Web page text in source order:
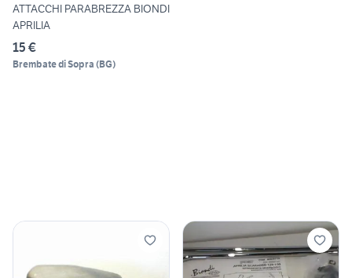
ATTACCHI PARABREZZA BIONDI
APRILIA
15 €
Brembate di Sopra (BG)